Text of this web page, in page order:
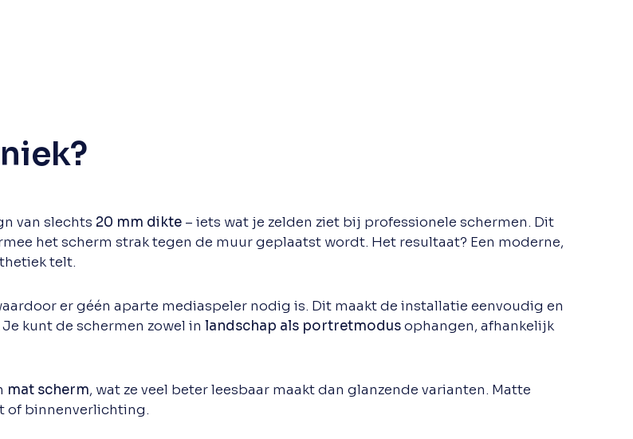
van slechts 20 mm dikte – iets wat je zelden ziet bij professionele schermen. Dit
het scherm strak tegen de muur geplaatst wordt. Het resultaat? Een moderne,
telt.
er géén aparte mediaspeler nodig is. Dit maakt de installatie eenvoudig en
kunt de schermen zowel in landschap als portretmodusophangen, afhankelijk
mat scherm, wat ze veel beter leesbaar maakt dan glanzende varianten. Matte
of binnenverlichting.